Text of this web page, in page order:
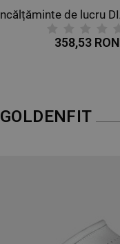
358,53 RON
GOLDENFIT